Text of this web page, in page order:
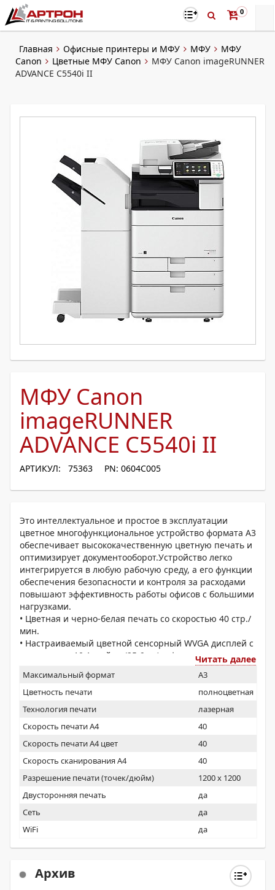
0
Главная Офисные принтеры и МФУ МФУ
МФУ
Canon
Цветные МФУ Canon
МФУ Canon imageRUNNER
ADVANCE C5540i II
МФУ Canon
imageRUNNER
ADVANCE C5540i II
АРТИКУЛ: 75363 PN: 0604C005
Это интеллектуальное и простое в эксплуатации
цветное многофункциональное устройство формата A3
обеспечивает высококачественную цветную печать и
оптимизирует документооборот.Устройство легко
интегрируется в любую рабочую среду, а его функции
обеспечения безопасности и контроля за расходами
повышают эффективность работы офисов с большими
нагрузками.
• Цветная и черно-белая печать со скоростью 40 стр./
мин.
• Настраиваемый цветной сенсорный WVGA дисплей с
диагональю 10,1 дюйма (25,6 см) и функциональными
• Функции печати, копирования, сканирования,
отправки, сохранения и опциональная функция факса
• Емкость до 6 350 листов
• Широкие возможности внутриофисной печати и
окончательной обработки
• Улучшенные средства обеспечения безопасности
устройств
• Лидирующая в классе энергоэффективность
Читать далее
Максимальный формат
A3
Цветность печати
полноцветная
Технология печати
лазерная
Скорость печати А4
40
Скорость печати А4 цвет
40
Скорость сканирования А4
40
Разрешение печати (точек/дюйм)
1200 x 1200
Двусторонняя печать
да
Сеть
да
WiFi
да
Архив